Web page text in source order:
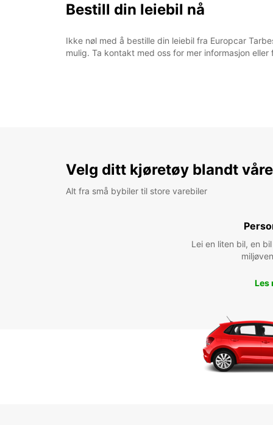
Bestill din leiebil nå
Ikke nøl med å bestille din leiebil fra Europcar
mulig. Ta kontakt med oss for mer informasjon
Velg ditt kjøretøy blandt
Alt fra små bybiler til store varebiler
Lei en liten bil, en
Les